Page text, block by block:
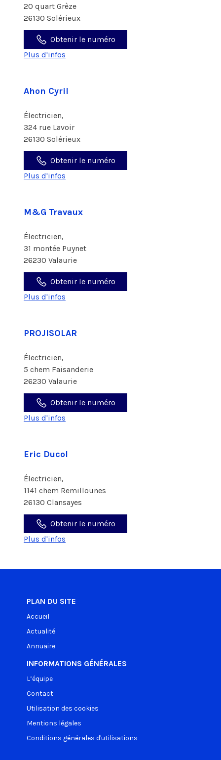
20 quart Grèze
26130 Solérieux
Obtenir le numéro
Plus d'infos
Ahon Cyril
Électricien,
324 rue Lavoir
26130 Solérieux
Obtenir le numéro
Plus d'infos
M&G Travaux
Électricien,
31 montée Puynet
26230 Valaurie
Obtenir le numéro
Plus d'infos
PROJISOLAR
Électricien,
5 chem Faisanderie
26230 Valaurie
Obtenir le numéro
Plus d'infos
Eric Ducol
Électricien,
1141 chem Remillounes
26130 Clansayes
Obtenir le numéro
Plus d'infos
PLAN DU SITE
Accueil
Actualité
Annuaire
INFORMATIONS GÉNÉRALES
L’équipe
Contact
Utilisation des cookies
Mentions légales
Conditions générales d'utilisations